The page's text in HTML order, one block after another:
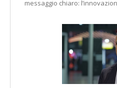
messaggio chiaro: